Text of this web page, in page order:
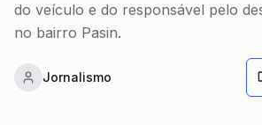
do veículo e do responsável pelo
no bairro Pasin.
Jornalismo